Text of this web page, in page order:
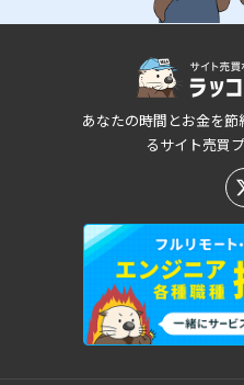
あなたの時間とお金を
るサイト売買